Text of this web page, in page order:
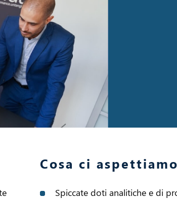
Cosa ci aspettiamo
Spiccate doti analitiche e di